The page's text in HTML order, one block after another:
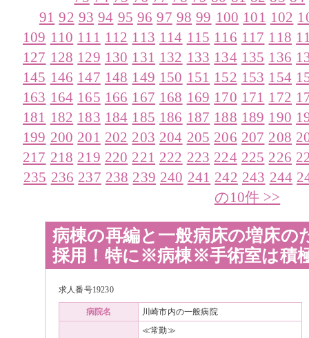
91 92 93 94 95 96 97 98 99 100 101 102
109 110 111 112 113 114 115 116 117 118
127 128 129 130 131 132 133 134 135 136
145 146 147 148 149 150 151 152 153 154
163 164 165 166 167 168 169 170 171 172
181 182 183 184 185 186 187 188 189 190
199 200 201 202 203 204 205 206 207 208
217 218 219 220 221 222 223 224 225 226
235 236 237 238 239 240 241 242 243 244
の10件 >>
病棟の再編と一般病床の増床の
採用！特に※病棟※手術室は積
求人番号19230
病院名 川崎市内の一般病院
≪常勤≫